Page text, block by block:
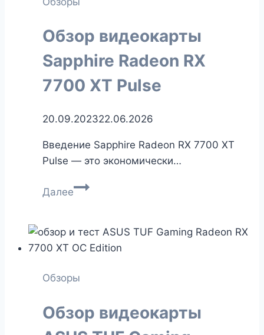
XT
319
Обзор видеокарты
Sapphire Radeon RX
7700 XT Pulse
20.09.202322.06.2026
Введение Sapphire Radeon RX 7700 XT
Pulse — это экономически…
ДалееОбзор
Radeon
RX
XT
Обзоры
Обзор видеокарты